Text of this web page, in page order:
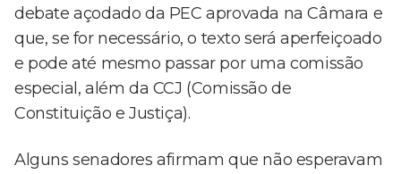
debate açodado da PEC aprovada na Câmara e
que, se for necessário, o texto será aperfeiçoado
e pode até mesmo passar por uma comissão
especial, além da CCJ (Comissão de
Constituição e Justiça).
Alguns senadores afirmam que não esperavam